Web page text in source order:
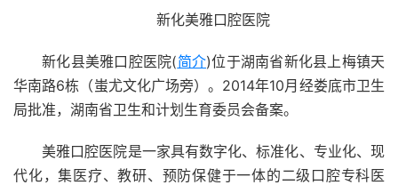
新化美雅口腔医院
新化县美雅口腔医院(简介)位于湖南省新化县上梅镇天
华南路6栋（蚩尤文化广场旁）。2014年10月经娄底市卫生
局批准，湖南省卫生和计划生育委员会备案。
美雅口腔医院是一家具有数字化、标准化、专业化、现
代化，集医疗、教研、预防保健于一体的二级口腔专科医